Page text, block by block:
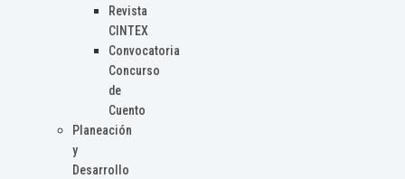
Revista
CINTEX
Convocatoria
Concurso
de
Cuento
Planeación
y
Desarrollo